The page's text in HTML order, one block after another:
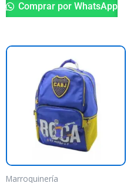
Comprar por WhatsApp
Marroquinería